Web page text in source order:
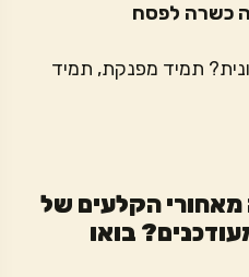
כשרה לפסח
תמיד מפנקת, תמיד
מאחורי הקלעים של
בואו